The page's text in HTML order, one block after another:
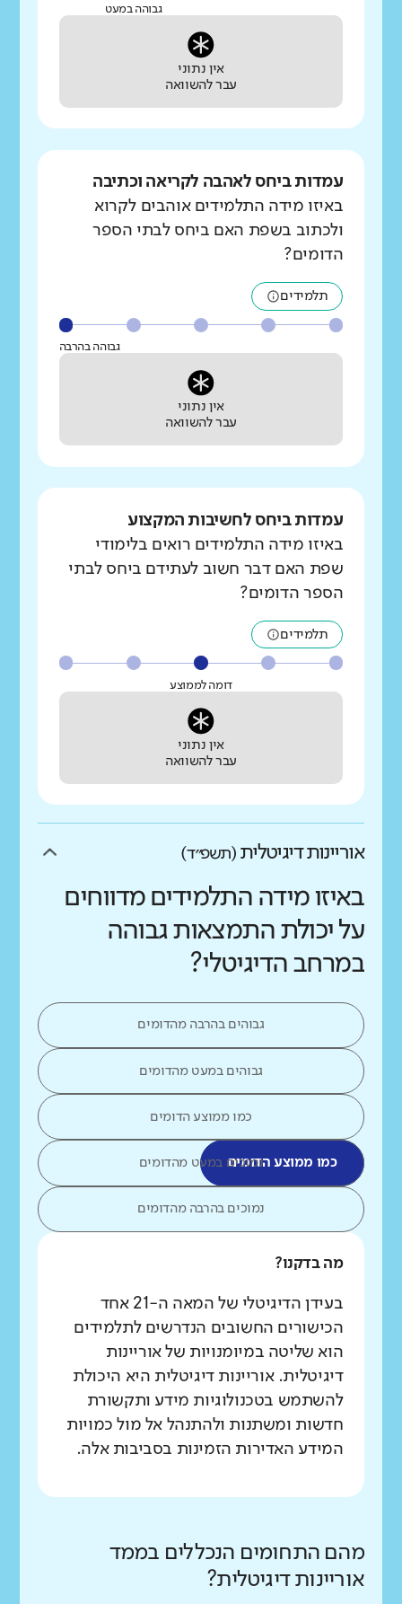
גבוהה במעט
אין נתוני
עבר להשוואה
עמדות ביחס לאהבה לקריאה וכתיבה
באיזו מידה התלמידים אוהבים לקרוא
ולכתוב בשפת האם ביחס לבתי הספר
הדומים?
תלמידים
גבוהה בהרבה
אין נתוני
עבר להשוואה
עמדות ביחס לחשיבות המקצוע
באיזו מידה התלמידים רואים בלימודי
שפת האם דבר חשוב לעתידם ביחס לבתי
הספר הדומים?
תלמידים
דומה לממוצע
אין נתוני
עבר להשוואה
אוריינות דיגיטלית (תשפ״ד)
באיזו מידה התלמידים מדווחים
על יכולת התמצאות גבוהה
במרחב הדיגיטלי?
גבוהים בהרבה מהדומים
גבוהים במעט מהדומים
כמו ממוצע הדומים
כמו ממוצע הדומיםנמוכים במעט מהדומים
נמוכים בהרבה מהדומים
מה בדקנו?
בעידן הדיגיטלי של המאה ה-21 אחד
הכישורים החשובים הנדרשים לתלמידים
הוא שליטה במיומנויות של אוריינות
דיגיטלית. אוריינות דיגיטלית היא היכולת
להשתמש בטכנולוגיות מידע ותקשורת
חדשות ומשתנות ולהתנהל אל מול כמויות
המידע האדירות הזמינות בסביבות אלה.
מהם התחומים הנכללים בממד
אוריינות דיגיטלית?